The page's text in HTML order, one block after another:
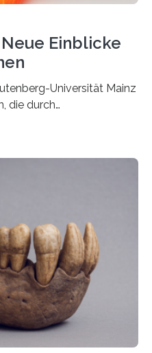
Einblicke
Universität Mainz
die durch
darunter? Wo
die sich durch
bahnen? Jun.-Prof. Dr.
an der
Mainz (JGU), und ihr
Lengai in Tansania
konnten die Tremore
ihren Ort in…